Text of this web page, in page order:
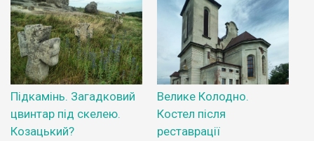
Підкамінь. Загадковий
цвинтар під скелею.
Козацький?
Велике Колодно.
Костел після
реставрації